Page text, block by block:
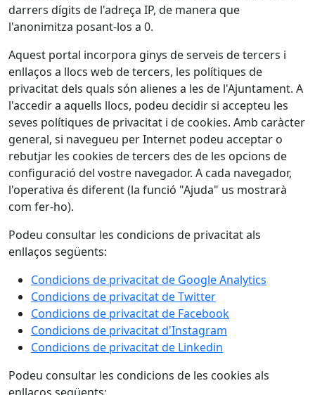
darrers dígits de l'adreça IP, de manera que
l'anonimitza posant-los a 0.
Aquest portal incorpora ginys de serveis de tercers i
enllaços a llocs web de tercers, les polítiques de
privacitat dels quals són alienes a les de l'Ajuntament. A
l'accedir a aquells llocs, podeu decidir si accepteu les
seves polítiques de privacitat i de cookies. Amb caràcter
general, si navegueu per Internet podeu acceptar o
rebutjar les cookies de tercers des de les opcions de
configuració del vostre navegador. A cada navegador,
l'operativa és diferent (la funció "Ajuda" us mostrarà
com fer-ho).
Podeu consultar les condicions de privacitat als
enllaços següents:
Condicions de privacitat de Google Analytics
Condicions de privacitat de Twitter
Condicions de privacitat de Facebook
Condicions de privacitat d'Instagram
Condicions de privacitat de Linkedin
Podeu consultar les condicions de les cookies als